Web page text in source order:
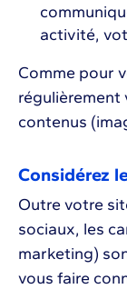
activité,
Comme pour
régulièrement
contenus
Considérez
Outre votre
sociaux, les
marketing)
vous faire